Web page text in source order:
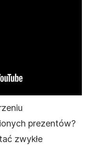
prezentów?
zwykłe